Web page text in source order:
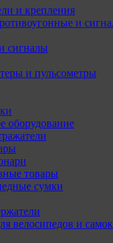
и крепления
и
сигналы
и пульсометры
оборудование
товары
сумки
велосипедов и